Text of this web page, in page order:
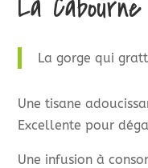
La Cabourne
La gorge qui
Une tisane
Excellente pour
Une infusion à